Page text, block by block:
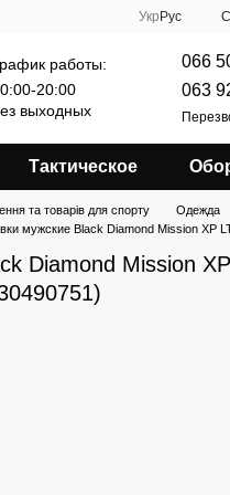
Укр Рус
работы:
20:00
выходных
066
063
Тактическое
та товарів для спорту Одежда
мужские Black Diamond Mission XP
Diamond Mission